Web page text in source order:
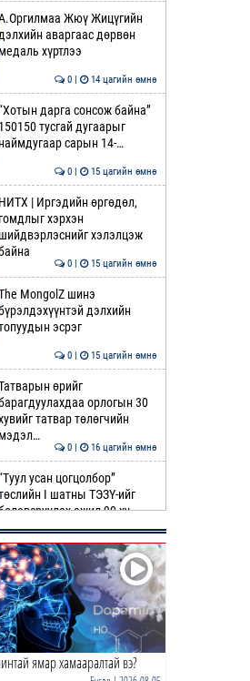
Жюү Жицүгийн
дэлхийн аваргаас дөрвөн
медаль хүртлээ
0 | 14 цагийн өмнө
дарга сонсож байна”
150150 тусгай дугаарыг
наймдугаар сарын 14-…
0 | 15 цагийн өмнө
НИТХ | Иргэдийн өргөдөл,
гомдлыг хэрхэн
шийдвэрлэснийг хэлэлцэж
0 | 15 цагийн өмнө
MongolZ шинэ
дэлхийн
эсрэг
0 | 15 цагийн өмнө
өрийг
орлогын 30
татвар төлөгчийн
мэдэл…
0 | 16 цагийн өмнө
усан цогцолбор”
I шатны ТЭЗҮ-ийг
ажил 90 ху…
иргэдийн
Хурлын
VIII хуралдаан
0 | 16 цагийн өмнө
| Гадаад валютын нөөц
ямар хамааралтай вэ?